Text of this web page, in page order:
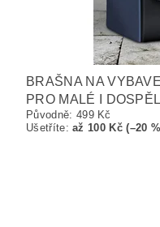
BRAŠNA NA
PRO MALÉ I
Původně: 499 Kč
Ušetříte:až 100 Kč (–20